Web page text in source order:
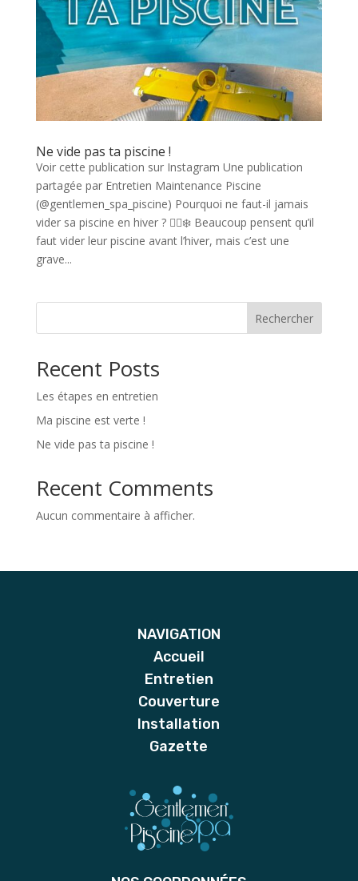
Ne vide pas ta piscine !
Voir cette publication sur Instagram Une publication
partagée par Entretien Maintenance Piscine
(@gentlemen_spa_piscine) Pourquoi ne faut-il jamais
vider sa piscine en hiver ? 🏊‍♂️❄️ Beaucoup pensent qu’il
faut vider leur piscine avant l’hiver, mais c’est une
grave...
Rechercher
Recent Posts
Les étapes en entretien
Ma piscine est verte !
Ne vide pas ta piscine !
Recent Comments
Aucun commentaire à afficher.
NAVIGATION
Accueil
Entretien
Couverture
Installation
Gazette